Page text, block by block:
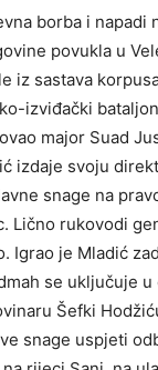
borba i napadi
povukla u
iz sastava
izviđački
major Suad
izdaje svoju
snage na
Lično rukovodi
Igrao je Mladić
se uključuje
Šefki
snage uspjeti